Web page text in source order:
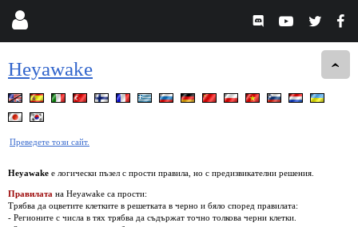
Heyawake
Преведете този сайт.
Heyawake е логически пъзел с прости правила, но с предизвикателни решения.
Правилата на Heyawake са прости:
Трябва да оцветите клетките в решетката в черно и бяло според правилата:
- Регионите с числа в тях трябва да съдържат точно толкова черни клетки.